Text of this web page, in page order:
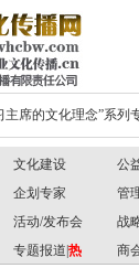
席的文化理念”系列
文化建设 公
企划专家 管
活动/发布会 战
专题报道| 热 商